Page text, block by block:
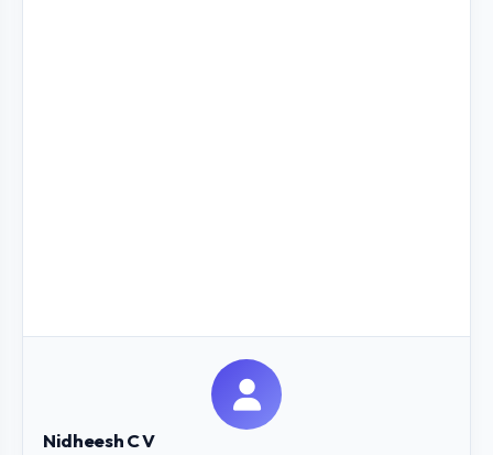
Nidheesh C V